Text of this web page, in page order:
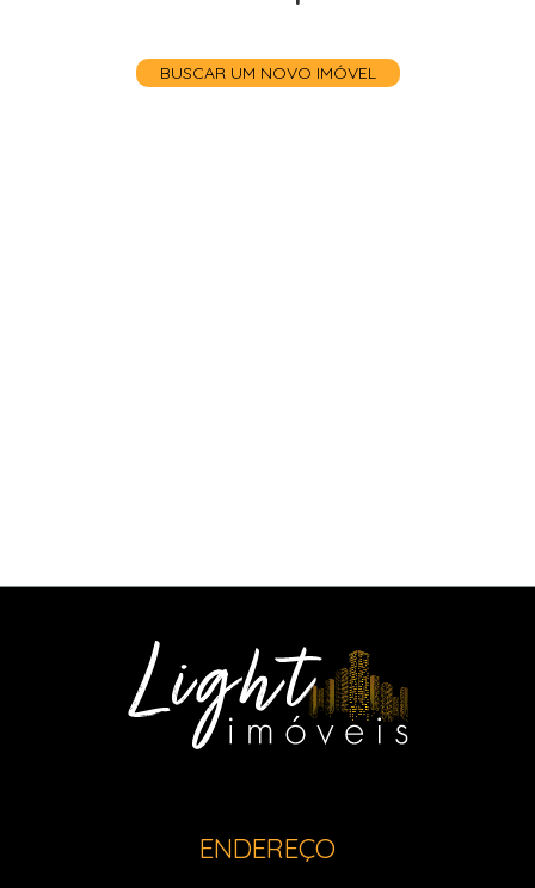
BUSCAR UM NOVO IMÓVEL
ENDEREÇO